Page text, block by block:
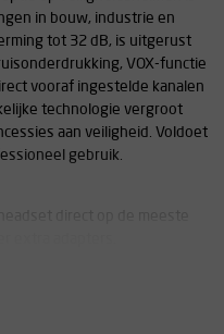
in bouw, industrie en
tot 32 dB, is uitgerust
VOX-functie
vooraf ingestelde kanalen
technologie vergroot
aan veiligheid. Voldoet
gebruik.
compatibiliteit